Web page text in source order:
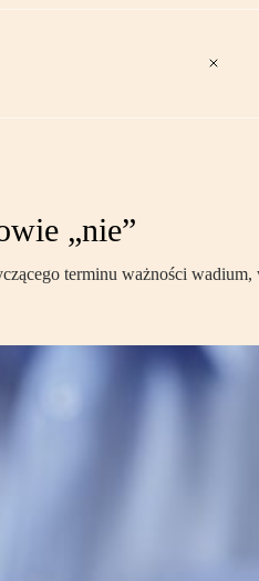
„nie”
terminu ważności